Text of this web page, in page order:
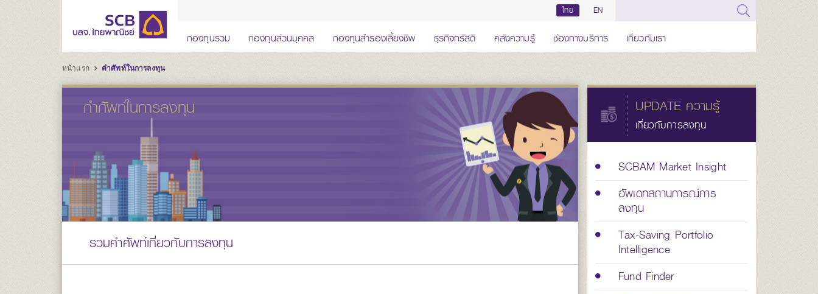
ไทย EN
กองทุนรวม กองทุนส่วนบุคคล กองทุนสำรองเลี้ยงชีพ ธุรกิจทรัสตี คลังความรู้ ช่องทางบริการ เกี่ยวกับเรา
หน้าแรก คำศัพท์ในการลงทุน
คำศัพท์ในการลงทุน
รวมคำศัพท์เกี่ยวกับการลงทุน
UPDATE ความรู้
เกี่ยวกับการลงทุน
SCBAM Market Insight
อัพเดทสถานการณ์การ
ลงทุน
Tax-Saving Portfolio
Intelligence
Fund Finder